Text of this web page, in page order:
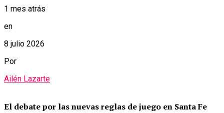
1 mes atrás
en
8 julio 2026
Por
Ailén Lazarte
El debate por las nuevas reglas de juego en Santa Fe